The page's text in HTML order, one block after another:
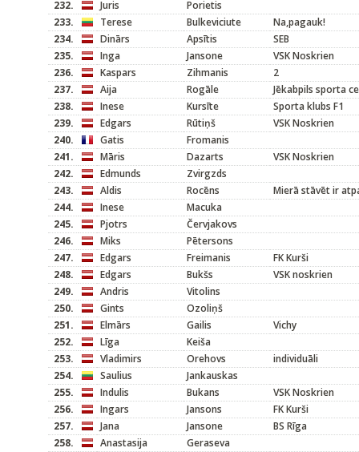
232.
Juris
Porietis
233.
Terese Bulkeviciute
Na,pagauk!
234.
Dinārs Apsītis
SEB
235.
Inga Jansone
VSK Noskrien
236.
Kaspars Zihmanis
2
237.
Aija Rogāle
Jēkabpils sporta
238.
Inese Kursīte
Sporta klubs F1
239.
Edgars Rūtiņš
VSK Noskrien
240.
Gatis
Fromanis
241.
Māris Dazarts
VSK Noskrien
242.
Edmunds
Zvirgzds
243.
Aldis Rocēns
Mierā stāvēt ir
244.
Inese
Macuka
245.
Pjotrs
Červjakovs
246.
Miks
Pētersons
247.
Edgars Freimanis
FK Kurši
248.
Edgars Bukšs
VSK noskrien
249.
Andris
Vitolins
250.
Gints
Ozoliņš
251.
Elmārs Gailis
Vichy
252.
Līga
Keiša
253.
Vladimirs Orehovs
individuāli
254.
Saulius
Jankauskas
255.
Indulis Bukans
VSK Noskrien
256.
Ingars Jansons
FK Kurši
257.
Jana Jansone
BS Rīga
258.
Anastasija
Geraseva